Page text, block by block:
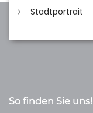
Stadtportrait
So finden Sie uns!